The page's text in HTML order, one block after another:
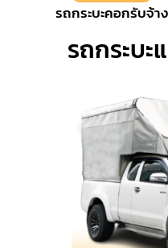
รถกระบะคอกรับจ้าง
รถกระบ